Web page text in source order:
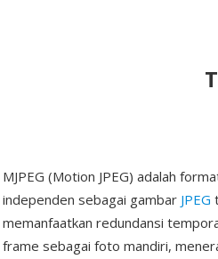
MJPEG (Motion JPEG) adalah
independen sebagai gambar JPEG
memanfaatkan redundansi
frame sebagai foto mandiri,